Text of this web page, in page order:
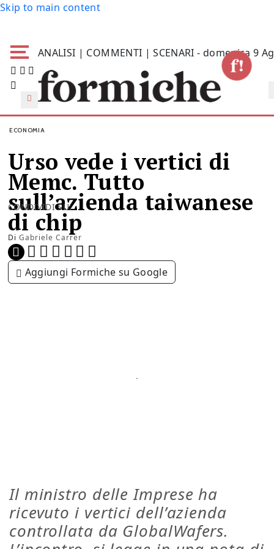
Skip to main content
ANALISI | COMMENTI | SCENARI - domenica 9
ECONOMIA
Urso vede i vertici di
Memc. Tutto
sull’azienda taiwanese
di chip
Di Gabriele Carrer
CONDIVIDI SU:
Aggiungi Formiche su Google
Il ministro delle Imprese ha
ricevuto i vertici dell’azienda
controllata da GlobalWafers.